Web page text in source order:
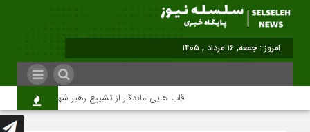
امروز : جمعه, ۱۶ مرداد , ۱۴۰۵
قاب هایی ماندگار از تشییع رهبر شهید در تهران